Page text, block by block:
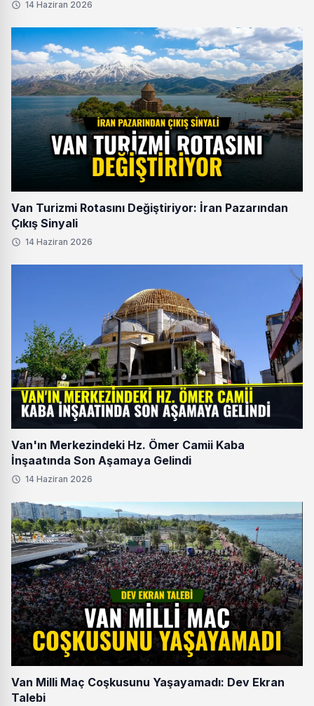
14 Haziran 2026
Van Turizmi Rotasını Değiştiriyor: İran Pazarından
Çıkış Sinyali
14 Haziran 2026
Van'ın Merkezindeki Hz. Ömer Camii Kaba
İnşaatında Son Aşamaya Gelindi
14 Haziran 2026
Van Milli Maç Coşkusunu Yaşayamadı: Dev Ekran
Talebi